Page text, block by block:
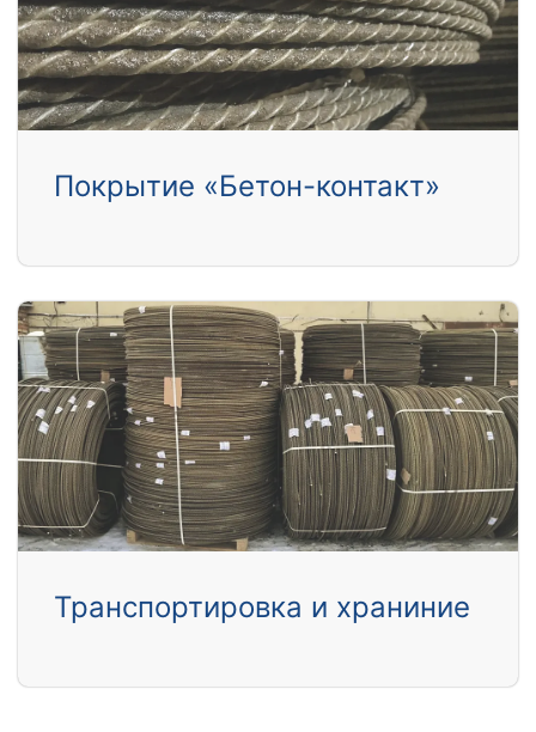
Покрытие «Бетон-контакт»
Транспортировка и храниние